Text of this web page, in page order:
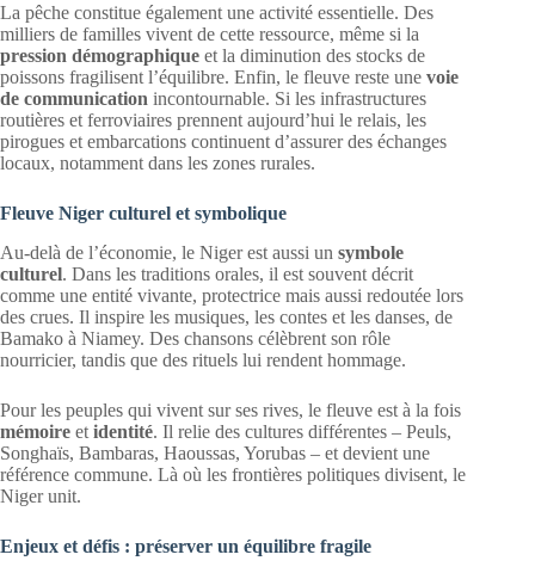
La pêche constitue également une activité essentielle. Des
milliers de familles vivent de cette ressource, même si la
pression démographique et la diminution des stocks de
poissons fragilisent l’équilibre. Enfin, le fleuve reste une voie
de communication incontournable. Si les infrastructures
routières et ferroviaires prennent aujourd’hui le relais, les
pirogues et embarcations continuent d’assurer des échanges
locaux, notamment dans les zones rurales.
Fleuve Niger culturel et symbolique
Au-delà de l’économie, le Niger est aussi un symbole
culturel. Dans les traditions orales, il est souvent décrit
comme une entité vivante, protectrice mais aussi redoutée lors
des crues. Il inspire les musiques, les contes et les danses, de
Bamako à Niamey. Des chansons célèbrent son rôle
nourricier, tandis que des rituels lui rendent hommage.
Pour les peuples qui vivent sur ses rives, le fleuve est à la fois
mémoire et identité. Il relie des cultures différentes – Peuls,
Songhaïs, Bambaras, Haoussas, Yorubas – et devient une
référence commune. Là où les frontières politiques divisent, le
Niger unit.
Enjeux et défis : préserver un équilibre fragile